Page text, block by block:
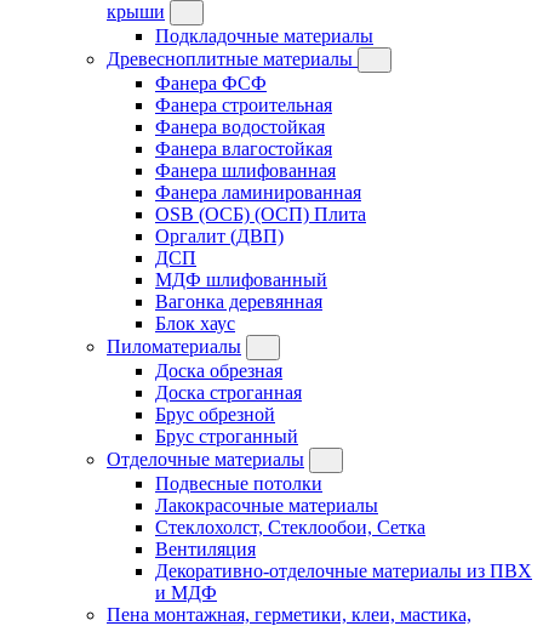
крыши
Подкладочные материалы
Древесноплитные материалы
Фанера ФСФ
Фанера строительная
Фанера водостойкая
Фанера влагостойкая
Фанера шлифованная
Фанера ламинированная
OSB (ОСБ) (ОСП) Плита
Оргалит (ДВП)
ДСП
МДФ шлифованный
Вагонка деревянная
Блок хаус
Пиломатериалы
Доска обрезная
Доска строганная
Брус обрезной
Брус строганный
Отделочные материалы
Подвесные потолки
Лакокрасочные материалы
Стеклохолст, Стеклообои, Сетка
Вентиляция
Декоративно-отделочные материалы из ПВХ
и МДФ
Пена монтажная, герметики, клеи, мастика,